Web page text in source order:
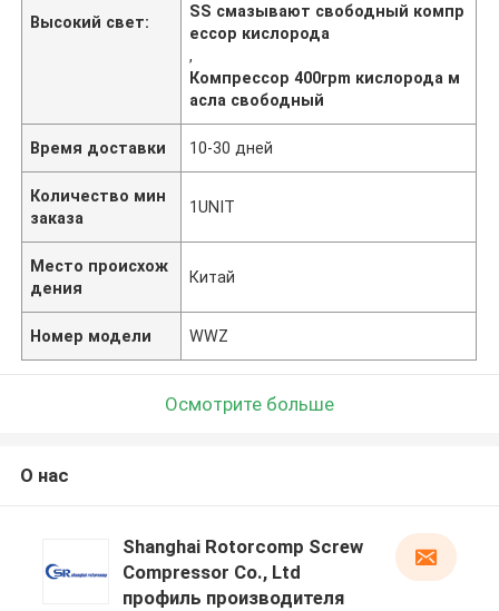
Высокий свет:
SS смазывают свободный компр
ессор кислорода
,
Компрессор 400rpm кислорода м
асла свободный
Время доставки 10-30 дней
Количество мин
заказа
1UNIT
Место происхож
дения
Китай
Номер модели WWZ
Осмотрите больше
О нас
Shanghai Rotorcomp Screw
Compressor Co., Ltd
профиль производителя